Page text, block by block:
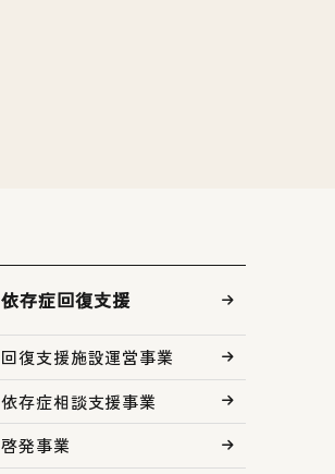
依存症回復支援
回復支援施設運営事業
依存症相談支援事業
啓発事業